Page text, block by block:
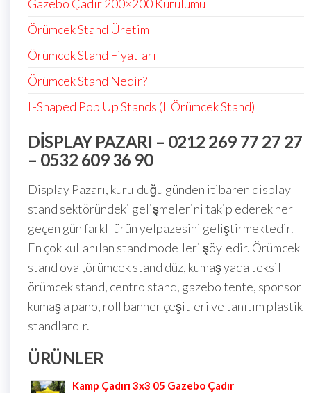
Gazebo Çadır 200×200 Kurulumu
Örümcek Stand Üretim
Örümcek Stand Fiyatları
Örümcek Stand Nedir?
L-Shaped Pop Up Stands (L Örümcek Stand)
DISPLAY PAZARI – 0212 269 77 27 27
– 0532 609 36 90
Display Pazarı, kurulduğu günden itibaren display
stand sektöründeki gelişmelerini takip ederek her
geçen gün farklı ürün yelpazesini geliştirmektedir.
En çok kullanılan stand modelleri şöyledir. Örümcek
stand oval,örümcek stand düz, kumaş yada teksil
örümcek stand, centro stand, gazebo tente, sponsor
kumaş a pano, roll banner çeşitleri ve tanıtım plastik
standlardır.
ÜRÜNLER
Kamp Çadırı 3x3 05 Gazebo Çadır